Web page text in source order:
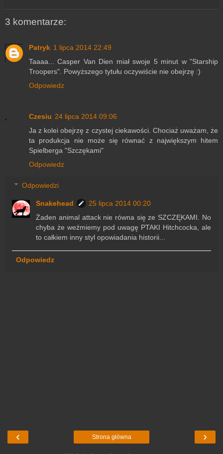
3 komentarze:
Patryk 1 lipca 2014 22:49
Taaaa... Casper Van Dien miał swoje 5 minut w "Starship
Troopers". Powyższego tytułu oczywiście nie obejrzę :)
Odpowiedz
Czesiu 24 lipca 2014 09:06
Ja z kolei obejrzę z czystej ciekawości. Chociaż uważam, że
ta produkcja nie może się równać z największym hitem
Spielberga "Szczękami"
Odpowiedz
Odpowiedzi
Snakehead
25 lipca 2014 00:20
Żaden animal attack nie równa się ze SZCZĘKAMI. No
chyba że weźmiemy pod uwagę PTAKI Hitchcocka, ale
to całkiem inny styl opowiadania historii...
Odpowiedz
‹ ›
Strona główna